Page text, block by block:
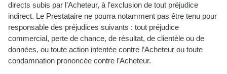
directs subis par l’Acheteur, à l’exclusion de tout préjudice
indirect. Le Prestataire ne pourra notamment pas être tenu pour
responsable des préjudices suivants : tout préjudice
commercial, perte de chance, de résultat, de clientèle ou de
données, ou toute action intentée contre l’Acheteur ou toute
condamnation prononcée contre l’Acheteur.